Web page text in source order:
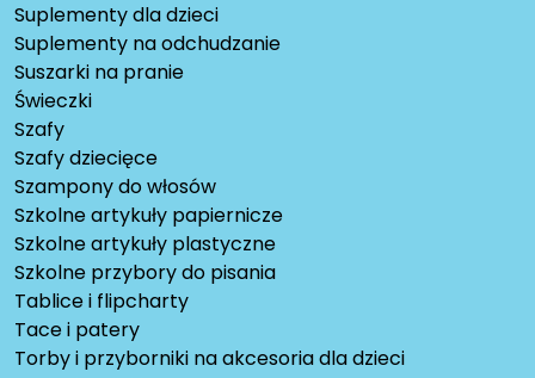
Suplementy dla dzieci
Suplementy na odchudzanie
Suszarki na pranie
Świeczki
Szafy
Szafy dziecięce
Szampony do włosów
Szkolne artykuły papiernicze
Szkolne artykuły plastyczne
Szkolne przybory do pisania
Tablice i flipcharty
Tace i patery
Torby i przyborniki na akcesoria dla dzieci